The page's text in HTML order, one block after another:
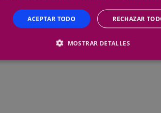
ACEPTAR TODO RECHAZAR
MOSTRAR DETALLES